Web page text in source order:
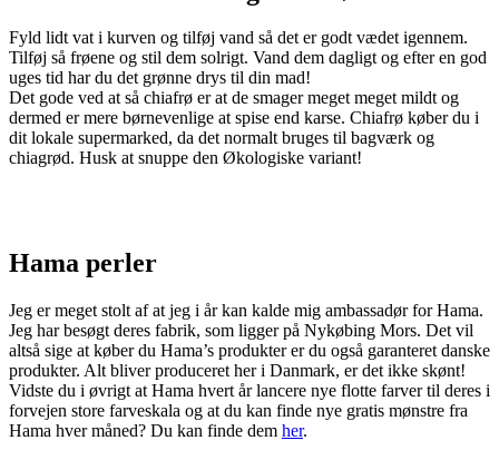
Fyld lidt vat i kurven og tilføj vand så det er godt vædet igennem.
Tilføj så frøene og stil dem solrigt. Vand dem dagligt og efter en god
uges tid har du det grønne drys til din mad!
Det gode ved at så chiafrø er at de smager meget meget mildt og
dermed er mere børnevenlige at spise end karse. Chiafrø køber du i
dit lokale supermarked, da det normalt bruges til bagværk og
chiagrød. Husk at snuppe den Økologiske variant!
Hama perler
Jeg er meget stolt af at jeg i år kan kalde mig ambassadør for Hama.
Jeg har besøgt deres fabrik, som ligger på Nykøbing Mors. Det vil
altså sige at køber du Hama’s produkter er du også garanteret danske
produkter. Alt bliver produceret her i Danmark, er det ikke skønt!
Vidste du i øvrigt at Hama hvert år lancere nye flotte farver til deres i
forvejen store farveskala og at du kan finde nye gratis mønstre fra
Hama hver måned? Du kan finde dem her.